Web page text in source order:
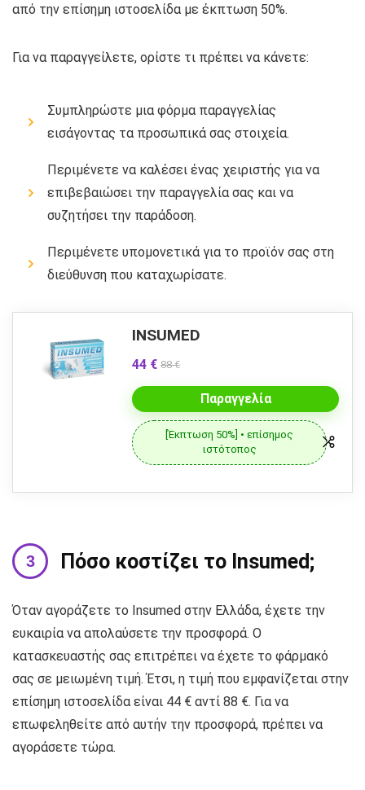
από την επίσημη ιστοσελίδα με έκπτωση 50%.
Για να παραγγείλετε, ορίστε τι πρέπει να κάνετε:
Συμπληρώστε μια φόρμα παραγγελίας
εισάγοντας τα προσωπικά σας στοιχεία.
Περιμένετε να καλέσει ένας χειριστής για να
επιβεβαιώσει την παραγγελία σας και να
συζητήσει την παράδοση.
Περιμένετε υπομονετικά για το προϊόν σας στη
διεύθυνση που καταχωρίσατε.
INSUMED
44 € 88 €
Παραγγελία
[Έκπτωση 50%] • επίσημος
ιστότοπος
Πόσο κοστίζει το Insumed;
Όταν αγοράζετε το Insumed στην Ελλάδα, έχετε την
ευκαιρία να απολαύσετε την προσφορά. Ο
κατασκευαστής σας επιτρέπει να έχετε το φάρμακό
σας σε μειωμένη τιμή. Έτσι, η τιμή που εμφανίζεται στην
επίσημη ιστοσελίδα είναι 44 € αντί 88 €. Για να
επωφεληθείτε από αυτήν την προσφορά, πρέπει να
αγοράσετε τώρα.